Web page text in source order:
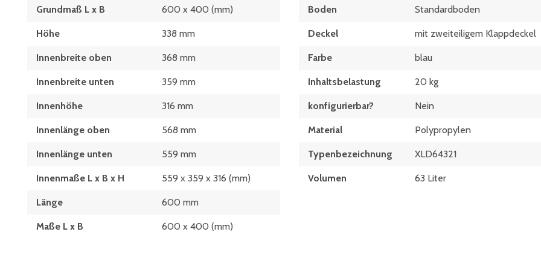
Grundmaß L x B 600 x 400 (mm)
Höhe 338 mm
Innenbreite oben 368 mm
Innenbreite unten 359 mm
Innenhöhe 316 mm
Innenlänge oben 568 mm
Innenlänge unten 559 mm
Innenmaße L x B x H 559 x 359 x 316 (mm)
Länge 600 mm
Maße L x B 600 x 400 (mm)
Boden Standardboden
Deckel mit zweiteiligem Klappdeckel
Farbe blau
Inhaltsbelastung 20 kg
konfigurierbar? Nein
Material Polypropylen
Typen­be­zeich­nung XLD64321
Volumen 63 Liter